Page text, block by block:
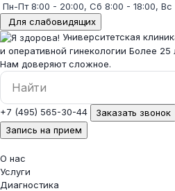
Пн-Пт 8:00 - 20:00, Сб 8:00 - 18:00,
Для слабовидящих
Университетская
и оперативной гинекологии Более 25
Нам доверяют сложное.
+7 (495) 565-30-44
Заказать звонок
Запись на прием
О нас
Услуги
Диагностика